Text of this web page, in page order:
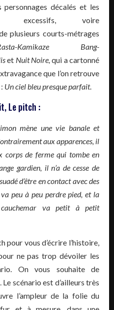
décalés et les
excessifs, voire
plusieurs courts-métrages
Kamikaze Bang-
et Nuit Noire, qui a cartonné
que l’on retrouve
Un ciel bleu presque parfait.
Le pitch :
mène une vie banale et
aux apparences, il
corps de ferme qui tombe en
gardien, il n’a de cesse de
d’être en contact avec des
peu à peu perdre pied, et la
va petit à petit
pour vous d’écrire l’histoire,
ne pas trop dévoiler les
On vous souhaite de
scénario est d’ailleurs très
l’ampleur de la folie du